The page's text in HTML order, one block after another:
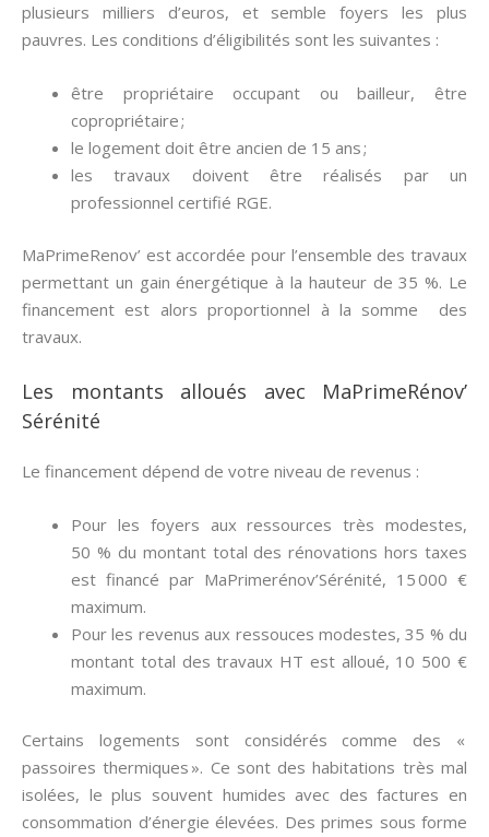
plusieurs milliers d’euros, et semble foyers les plus
pauvres. Les conditions d’éligibilités sont les suivantes :
être propriétaire occupant ou bailleur, être
copropriétaire ;
le logement doit être ancien de 15 ans ;
les travaux doivent être réalisés par un
professionnel certifié RGE.
MaPrimeRenov’ est accordée pour l’ensemble des travaux
permettant un gain énergétique à la hauteur de 35 %. Le
financement est alors proportionnel à la somme des
travaux.
Les montants alloués avec MaPrimeRénov’
Sérénité
Le financement dépend de votre niveau de revenus :
Pour les foyers aux ressources très modestes,
50 % du montant total des rénovations hors taxes
est financé par MaPrimerénov’Sérénité, 15 000 €
maximum.
Pour les revenus aux ressouces modestes, 35 % du
montant total des travaux HT est alloué, 10 500 €
maximum.
Certains logements sont considérés comme des «
passoires thermiques ». Ce sont des habitations très mal
isolées, le plus souvent humides avec des factures en
consommation d’énergie élevées. Des primes sous forme